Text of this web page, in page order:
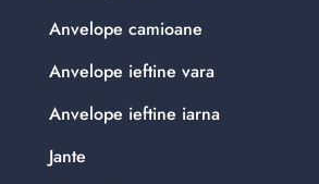
Anvelope camioane
Anvelope ieftine vara
Anvelope ieftine iarna
Jante